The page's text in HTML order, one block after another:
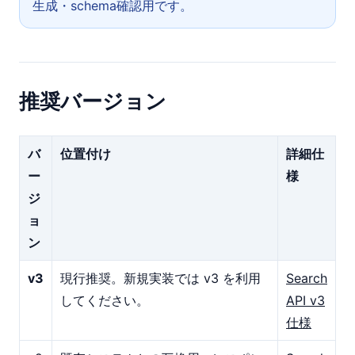
生成・schema確認用です。
推奨バージョン
バ
ー
ジ
ョ
ン
位置付け
詳細仕
様
v3
現行推奨。新規実装では v3 を利用
してください。
Search
API v3
仕様